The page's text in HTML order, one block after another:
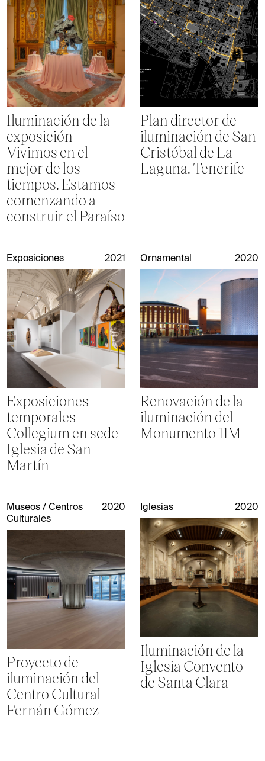
Iluminación de la
exposición
Vivimos en el
mejor de los
tiempos. Estamos
comenzando a
construir el Paraíso
Plan director de
iluminación de San
Cristóbal de La
Laguna. Tenerife
Exposiciones 2021
Exposiciones
temporales
Collegium en sede
Iglesia de San
Martín
Ornamental 2020
Renovación de la
iluminación del
Monumento 11M
Museos / Centros
Culturales
2020
Proyecto de
iluminación del
Centro Cultural
Fernán Gómez
Iglesias 2020
Iluminación de la
Iglesia Convento
de Santa Clara